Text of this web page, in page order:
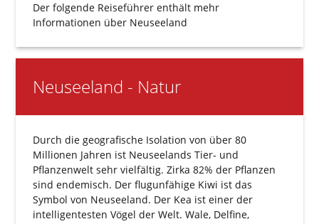
Der folgende Reiseführer enthält mehr
Informationen über Neuseeland
Neuseeland - Natur
Durch die geografische Isolation von über 80
Millionen Jahren ist Neuseelands Tier- und
Pflanzenwelt sehr vielfältig. Zirka 82% der Pflanzen
sind endemisch. Der flugunfähige Kiwi ist das
Symbol von Neuseeland. Der Kea ist einer der
intelligentesten Vögel der Welt. Wale, Delfine,